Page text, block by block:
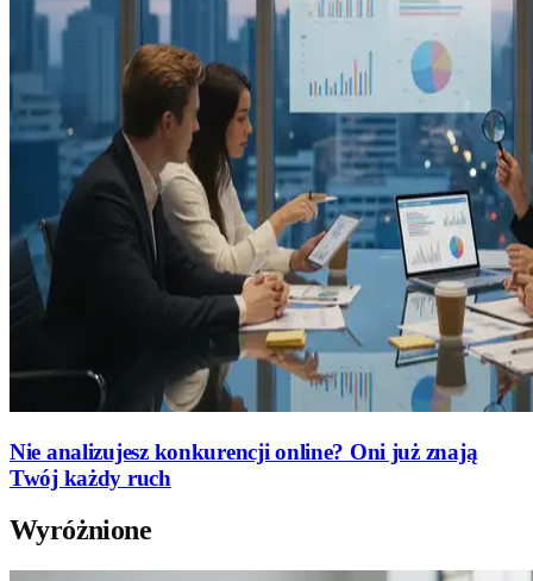
Nie analizujesz konkurencji online? Oni już znają
Twój każdy ruch
Wyróżnione